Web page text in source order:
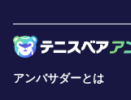
アンバサダーとは